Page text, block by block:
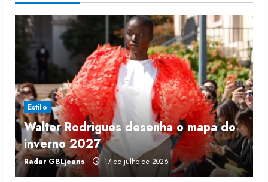
2
3
Renata Caixeta assume Movimento
Sou de Algodão
5 de agosto de 2026
4
Fakini prevê R$345 milhões de
receita em 2026
4 de agosto de 2026
Estilo
Walter Rodrigues desenha o mapa do
inverno 2027
Radar GBLjeans 17 de julho de 2026